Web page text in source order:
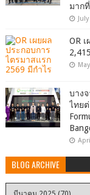
มาก
OR
บาง
ไทย
BLOG ARCHIVE